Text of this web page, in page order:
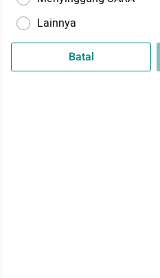
Lainnya
Batal